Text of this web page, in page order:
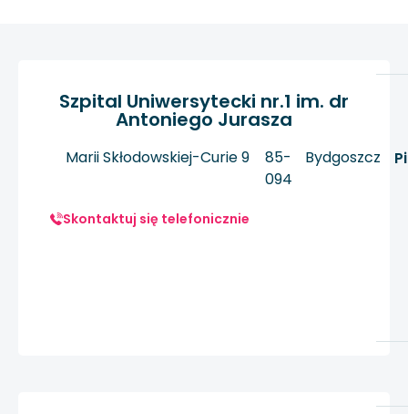
Szpital Uniwersytecki nr.1 im. dr
Antoniego Jurasza
Marii Skłodowskiej-Curie 9
85-
094
Bydgoszcz
Skontaktuj się telefonicznie